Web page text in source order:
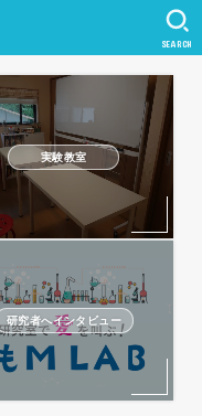
SEARCH
実験教室
研究者へインタビュー